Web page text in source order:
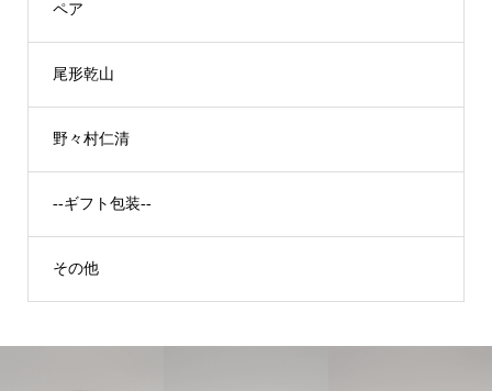
ペア
尾形乾山
野々村仁清
--ギフト包装--
その他